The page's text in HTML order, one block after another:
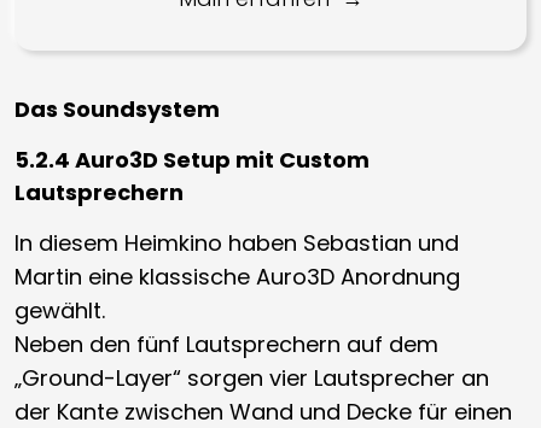
Das Soundsystem
5.2.4 Auro3D Setup mit Custom
Lautsprechern
In diesem Heimkino haben Sebastian und
Martin eine klassische Auro3D Anordnung
gewählt.
Neben den fünf Lautsprechern auf dem
„Ground-Layer“ sorgen vier Lautsprecher an
der Kante zwischen Wand und Decke für einen